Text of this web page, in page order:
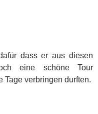
dass er aus diesen
eine schöne Tour
Tage verbringen durften.